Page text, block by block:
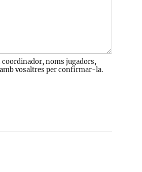
coordinador, noms jugadors,
vosaltres per confirmar-la.